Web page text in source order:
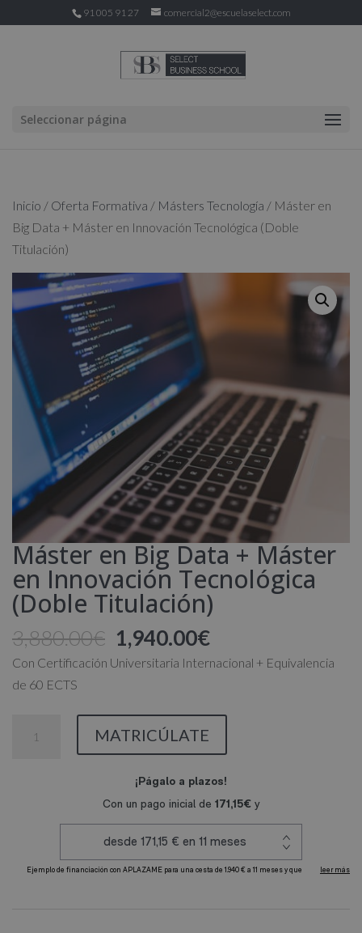
91 005 91 27 comercial2@escuelaselect.com
Seleccionar página
Inicio / Oferta Formativa / Másters Tecnología / Máster en
Big Data + Máster en Innovación Tecnológica (Doble
Titulación)
Máster en Big Data + Máster
en Innovación Tecnológica
(Doble Titulación)
3,880.00€ El
precio
3,880.00€.
1,940.00€El
precio
1,940.00€.
Con Certificación Universitaria Internacional + Equivalencia
de 60 ECTS
Innovación
MATRICÚLATE